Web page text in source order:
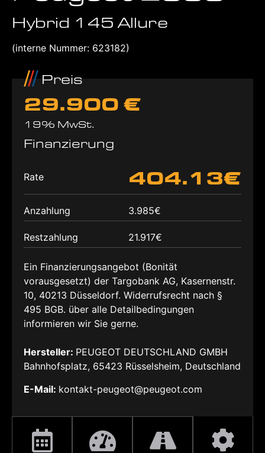
Hybrid 145 Allure
(interne Nummer: 623182)
Preis
29.900 €
19% MwSt.
Finanzierung
Rate 404.13€
Anzahlung 3.985€
Restzahlung 21.917€
Ein Finanzierungsangebot (Bonität
vorausgesetzt) der Targobank AG, Kasernenstr.
10, 40213 Düsseldorf. Widerrufsrecht nach §
495 BGB. über alle Detailbedingungen
informieren wir Sie gerne.
Hersteller: PEUGEOT DEUTSCHLAND GMBH
Bahnhofsplatz, 65423 Rüsselsheim, Deutschland
E-Mail: kontakt-peugeot@peugeot.com